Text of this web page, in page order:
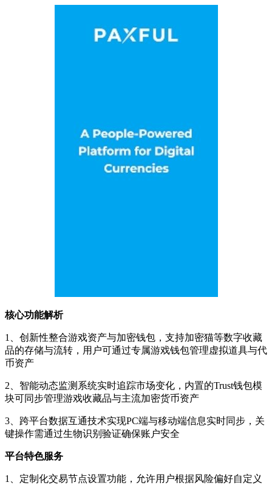
核心功能解析
1、创新性整合游戏资产与加密钱包，支持加密猫等数字收藏
品的存储与流转，用户可通过专属游戏钱包管理虚拟道具与代
币资产
2、智能动态监测系统实时追踪市场变化，内置的Trust钱包模
块可同步管理游戏收藏品与主流加密货币资产
3、跨平台数据互通技术实现PC端与移动端信息实时同步，关
键操作需通过生物识别验证确保账户安全
平台特色服务
1、定制化交易节点设置功能，允许用户根据风险偏好自定义